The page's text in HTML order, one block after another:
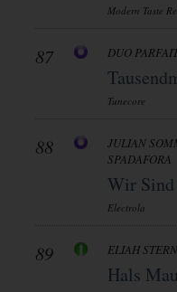
Modern Taste
87 DUO
Tunecore
88
JULIAN
SPADAFORA
Wir Sind
Electrola
89 ELIAH
Hals